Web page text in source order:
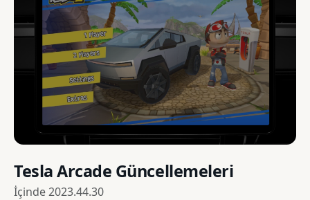
Tesla Arcade Güncellemeleri
İçinde2023.44.30